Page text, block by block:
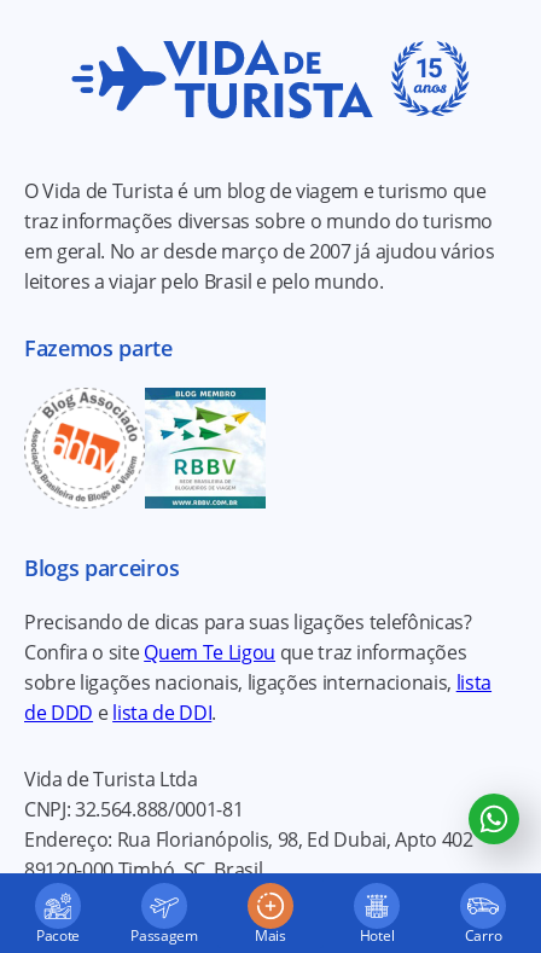
O Vida de Turista é um blog de viagem e turismo que
traz informações diversas sobre o mundo do turismo
em geral. No ar desde março de 2007 já ajudou vários
leitores a viajar pelo Brasil e pelo mundo.
Fazemos parte
Blogs parceiros
Precisando de dicas para suas ligações telefônicas?
Confira o siteQuem Te Ligou que traz informações
sobre ligações nacionais, ligações internacionais, lista
de DDD elista de DDI.
Vida de Turista Ltda
CNPJ:32.564.888/0001-81
Endereço: Rua Florianópolis, 98, Ed Dubai, Apto 402
89120-000Timbó, SC, Brasil
Tel:+55 (47) 3380-8263
E-mail:
thiagobusarello@vidadeturista.com
Pacote Passagem Hotel Carro
Mais